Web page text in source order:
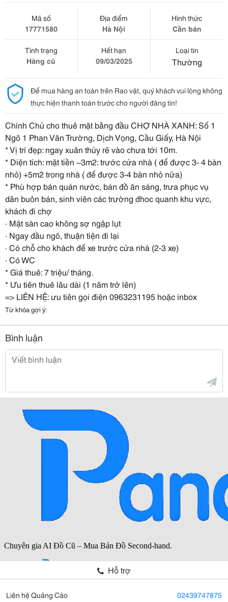
Mã số
17771580
Địa điểm
Hà Nội
Hình thức
Cần bán
Tình trạng
Hàng cũ
Hết hạn
09/03/2025
Loại tin
Thường
Để mua hàng an toàn trên Rao vặt, quý khách vui lòng không
thực hiện thanh toán trước cho người đăng tin!
Chính Chủ cho thuê mặt bằng đầu CHỢ NHÀ XANH: Số 1
Ngõ 1 Phan Văn Trường, Dịch Vọng, Cầu Giấy, Hà Nội
* Vị trí đẹp: ngay xuân thủy rẽ vào chưa tới 10m.
* Diện tích: mặt tiền ~3m2: trước cửa nhà ( để được 3- 4 bàn
nhỏ) +5m2 trong nhà ( để được 3-4 bàn nhỏ nữa)
* Phù hợp bán quán nước, bán đồ ăn sáng, trưa phục vụ
dân buôn bán, sinh viên các trường đhoc quanh khu vực,
khách đi chợ
· Mặt sàn cao không sợ ngập lụt
· Ngay đầu ngõ, thuận tiện đi lại
· Có chỗ cho khách để xe trước cửa nhà (2-3 xe)
· Có WC
* Giá thuê: 7 triệu/ tháng.
* Ưu tiên thuê lâu dài (1 năm trở lên)
=> LIÊN HỆ: ưu tiên gọi điện 0963231195 hoặc inbox
Từ khóa gợi ý:
Bình luận
Hỗ trợ
Liên hệ Quảng Cáo 02439747875